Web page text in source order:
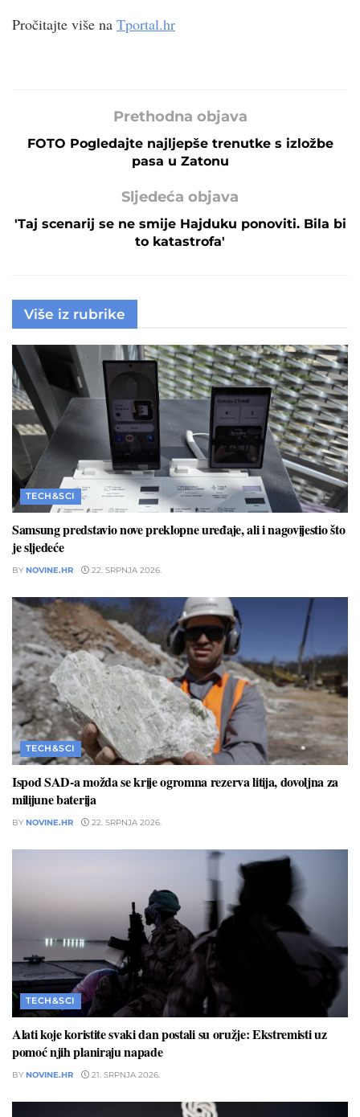
Pročitajte više na Tportal.hr
Prethodna objava
FOTO Pogledajte najljepše trenutke s izložbe
pasa u Zatonu
Sljedeća objava
'Taj scenarij se ne smije Hajduku ponoviti. Bila bi
to katastrofa'
Više iz rubrike
TECH&SCI
Samsung predstavio nove preklopne uređaje, ali i nagovijestio što
je sljedeće
BY NOVINE.HR 22. SRPNJA 2026.
TECH&SCI
Ispod SAD-a možda se krije ogromna rezerva litija, dovoljna za
milijune baterija
BY NOVINE.HR 22. SRPNJA 2026.
TECH&SCI
Alati koje koristite svaki dan postali su oružje: Ekstremisti uz
pomoć njih planiraju napade
BY NOVINE.HR 21. SRPNJA 2026.